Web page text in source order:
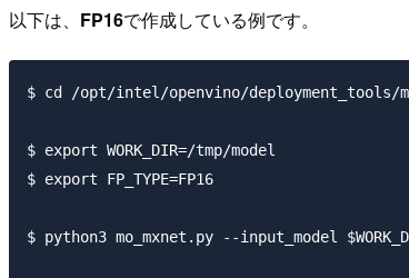
以下は、 FP16で作成している例です。
$ cd /opt/intel/openvino/deployment_tools/
$ export WORK_DIR=/tmp/model
$ export FP_TYPE=FP16
$ python3 mo_mxnet.py --input_model